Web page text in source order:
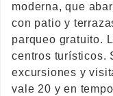
moderna, que
con patio y
parqueo gratuito.
centros turísticos.
excursiones y
vale 20 y en